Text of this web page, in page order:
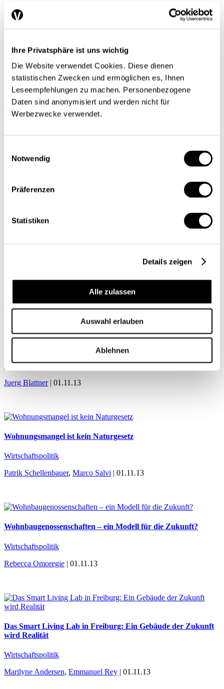
Ihre Privatsphäre ist uns wichtig
Die Website verwendet Cookies. Diese dienen
statistischen Zwecken und ermöglichen es, Ihnen
Leseempfehlungen zu machen. Personenbezogene
Daten sind anonymisiert und werden nicht für
Werbezwecke verwendet.
Notwendig
Präferenzen
Statistiken
Details zeigen
Alle zulassen
Auswahl erlauben
Ablehnen
Jean-Pierre Danthine| 01.11.13
Die Zahl der Haushalte wird in den nächsten zwei Jahrzehnten
Bedürfnisgerechter Wohnraum in Zentren – ein Beitrag zur
nachhaltigen Raumentwicklung in der Schweiz
Wirtschaftspolitik
Juerg Blattner| 01.11.13
Wohnungsmangel ist kein Naturgesetz
Wirtschaftspolitik
Patrik Schellenbauer, Marco Salvi | 01.11.13
Wohnbaugenossenschaften – ein Modell für die Zukunft?
Wirtschaftspolitik
Rebecca Omoregie | 01.11.13
Das Smart Living Lab in Freiburg: Ein Gebäude der Zukunft
wird Realität
Wirtschaftspolitik
Marilyne Andersen, Emmanuel Rey | 01.11.13